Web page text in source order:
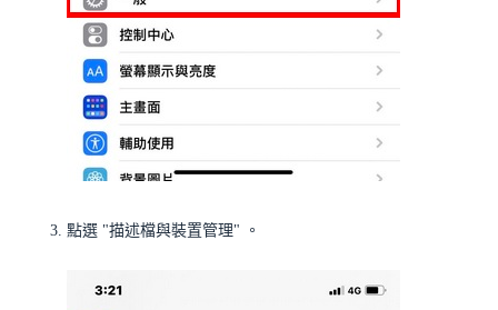
點選 "描述檔與裝置管理" 。